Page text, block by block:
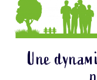
Une